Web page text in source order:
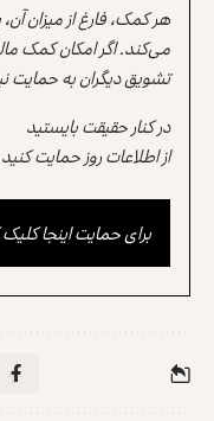
هر کمک، فارغ از میزان
می‌کند. اگر امکان کمک
تشویق دیگران به حمایت
در کنار حقیقت بایستید
از اطلاعات روز حمایت کنید
برای حمایت اینجا